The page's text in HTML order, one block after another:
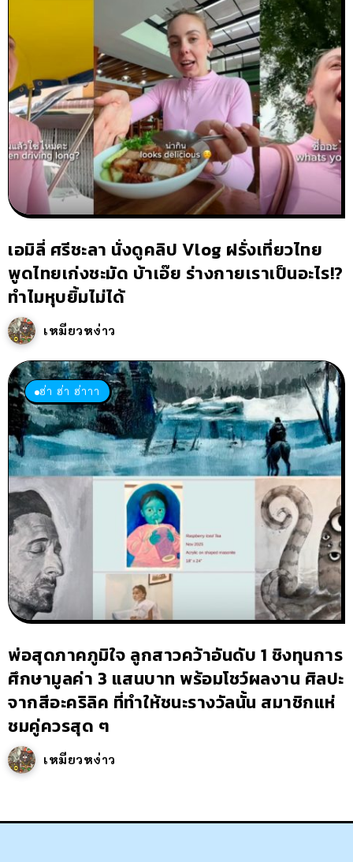
เอมิลี่ ศรีชะลา นั่งดูคลิป Vlog ฝรั่งเที่ยวไทย
พูดไทยเก่งชะมัด บ้าเอ๊ย ร่างกายเราเป็นอะไร!?
ทำไมหุบยิ้มไม่ได้
เหมียวหง่าว
ฮ่า ฮ่า ฮ่าาา
พ่อสุดภาคภูมิใจ ลูกสาวคว้าอันดับ 1 ชิงทุนการ
ศึกษามูลค่า 3 แสนบาท พร้อมโชว์ผลงาน ศิลปะ
จากสีอะคริลิค ที่ทำให้ชนะรางวัลนั้น สมาชิกแห่
ชมคู่ควรสุด ๆ
เหมียวหง่าว